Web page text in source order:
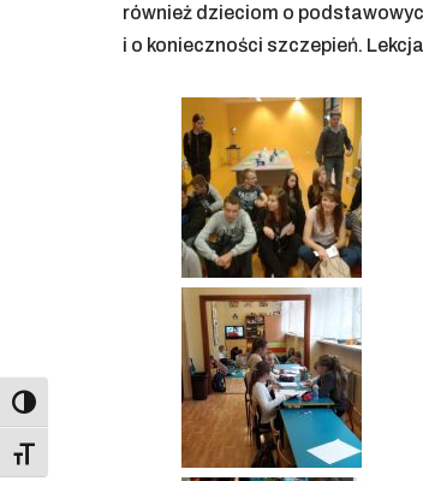
Toggle High Contrast
Toggle Font size
również dzieciom o
i o konieczności szczepień.